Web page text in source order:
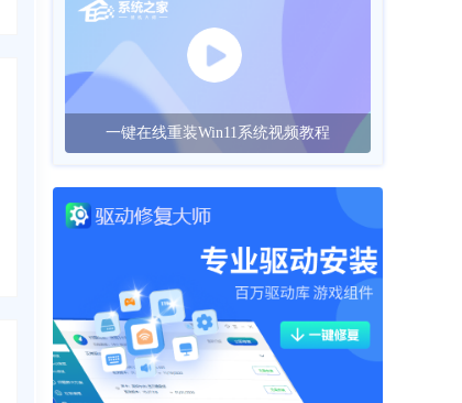
一键在线重装Win11系统视频教程